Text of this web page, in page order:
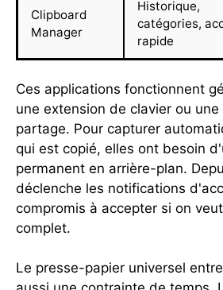
Clipboard
Manager
Historique,
catégories,
rapide
Ces applications fonctionnent
une extension de clavier ou
partage. Pour capturer
qui est copié, elles ont besoin
permanent en arrière-plan.
déclenche les notifications
compromis à accepter si on
complet.
Le presse-papier universel